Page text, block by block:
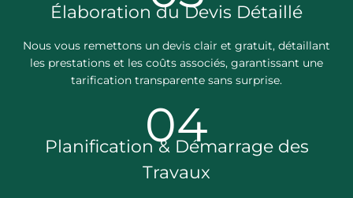
Élaboration du Devis Détaillé
Nous vous remettons un devis clair et gratuit, détaillant
les prestations et les coûts associés, garantissant une
tarification transparente sans surprise.
04
Planification & Démarrage des
Travaux